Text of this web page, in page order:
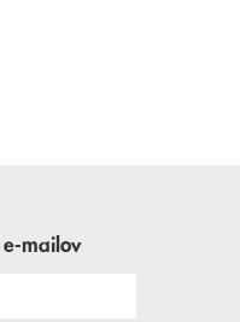
e-mailov